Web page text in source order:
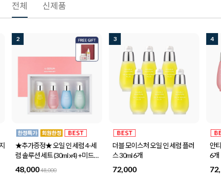
전체 신제품
2
★추가증정★ 오일 인 세럼 4-세
럼 솔루션 세트 (30ml x4) +미드나
이트스페셜 세트 1세트 증정
48,00048,000
3
더블 모이스처 오일 인 세럼 플러
스 30ml 6개
72,000
4
안
6개